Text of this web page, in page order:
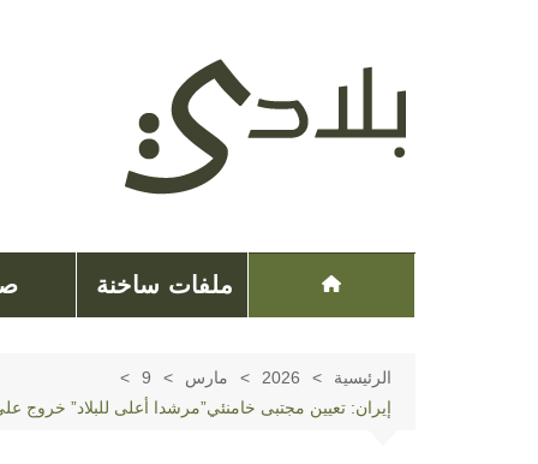
ملفات ساخنة
الرئيسية 2026 مارس
9
إيران: تعیین مجتبی خامنئي”مرشدا أعلى للبلاد” خروج